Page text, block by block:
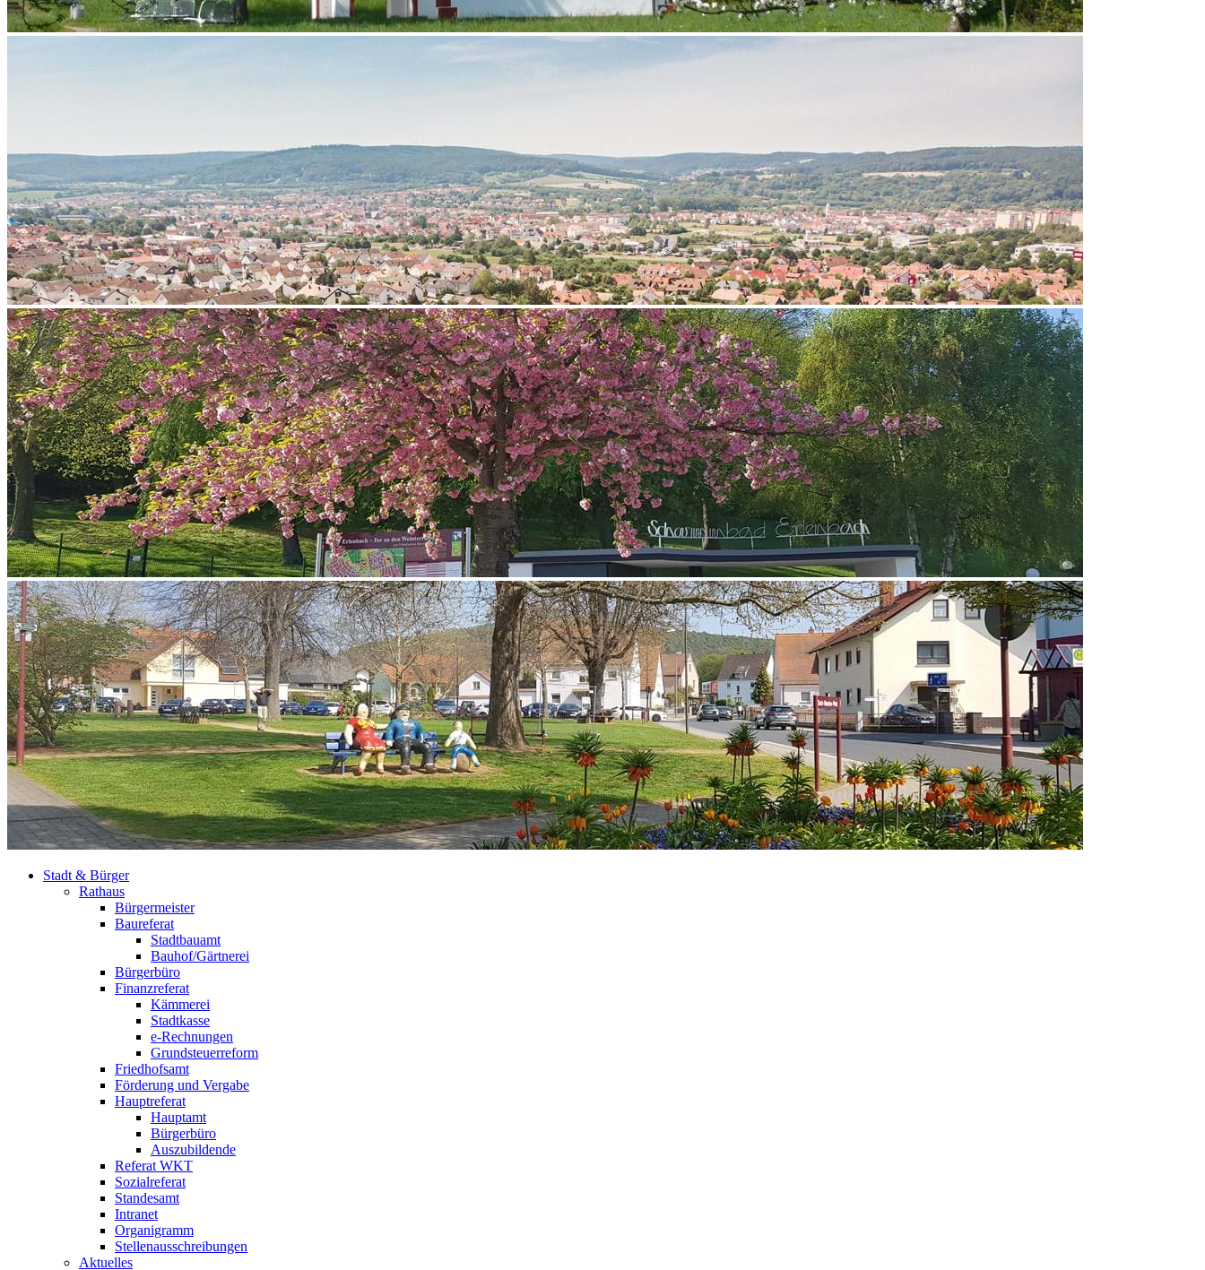
Stadt & Bürger
Rathaus
Bürgermeister
Baureferat
Stadtbauamt
Bauhof/Gärtnerei
Bürgerbüro
Finanzreferat
Kämmerei
Stadtkasse
e-Rechnungen
Grundsteuerreform
Friedhofsamt
Förderung und Vergabe
Hauptreferat
Hauptamt
Bürgerbüro
Auszubildende
Referat WKT
Sozialreferat
Standesamt
Intranet
Organigramm
Stellenausschreibungen
Aktuelles